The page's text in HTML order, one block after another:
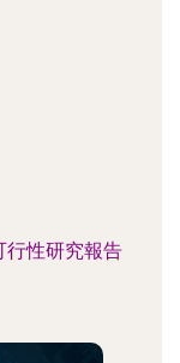
行性研究報告